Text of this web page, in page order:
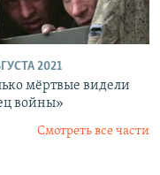
2021
мёртвые видели
войны»
Смотреть все части